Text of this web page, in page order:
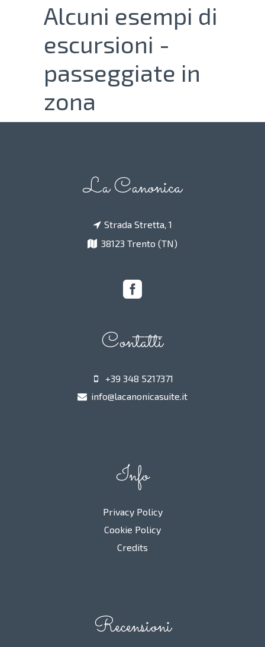
Alcuni esempi di
escursioni -
passeggiate in
zona
La Canonica
Strada Stretta, 1
38123 Trento (TN)
Contatti
+39 348 5217371
info@lacanonicasuite.it
Info
Privacy Policy
Cookie Policy
Credits
Recensioni